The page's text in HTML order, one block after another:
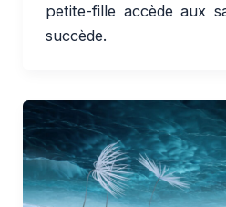
petite-fille accède aux
succède.